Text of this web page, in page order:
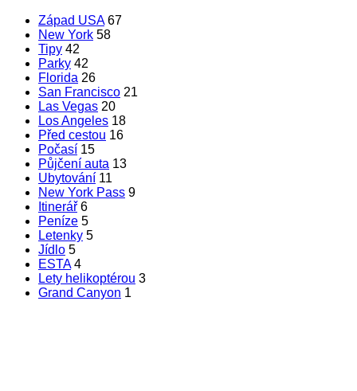
Západ USA 67
New York 58
Tipy 42
Parky 42
Florida 26
San Francisco 21
Las Vegas 20
Los Angeles 18
Před cestou 16
Počasí 15
Půjčení auta 13
Ubytování 11
New York Pass 9
Itinerář 6
Peníze 5
Letenky 5
Jídlo 5
ESTA 4
Lety helikoptérou 3
Grand Canyon 1